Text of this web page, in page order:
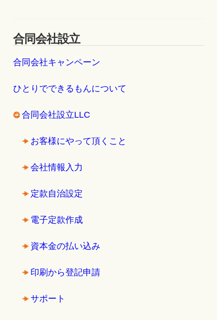
合同会社設立
合同会社キャンペーン
ひとりでできるもんについて
合同会社設立LLC
お客様にやって頂くこと
会社情報入力
定款自治設定
電子定款作成
資本金の払い込み
印刷から登記申請
サポート